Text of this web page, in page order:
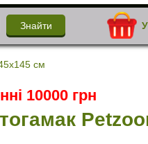
см
10000 грн